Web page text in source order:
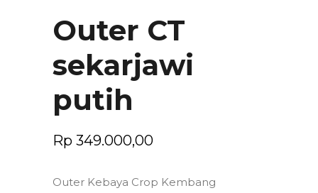
Outer CT
sekarjawi
putih
Rp 349.000,00
Outer Kebaya Crop Kembang